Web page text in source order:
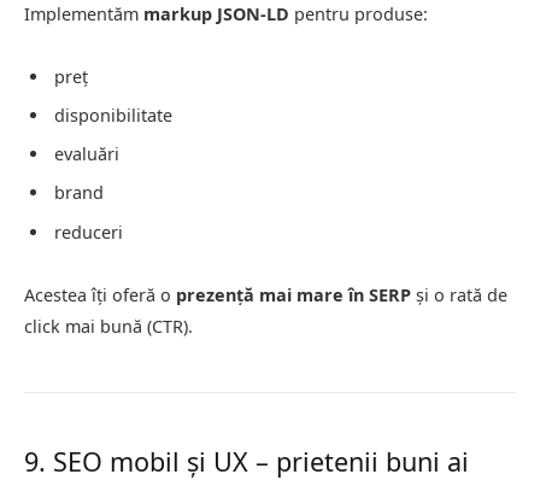
Implementăm markup JSON-LD pentru produse:
preț
disponibilitate
evaluări
brand
reduceri
Acestea îți oferă o prezență mai mare în SERP și o rată de
click mai bună (CTR).
9. SEO mobil și UX – prietenii buni ai